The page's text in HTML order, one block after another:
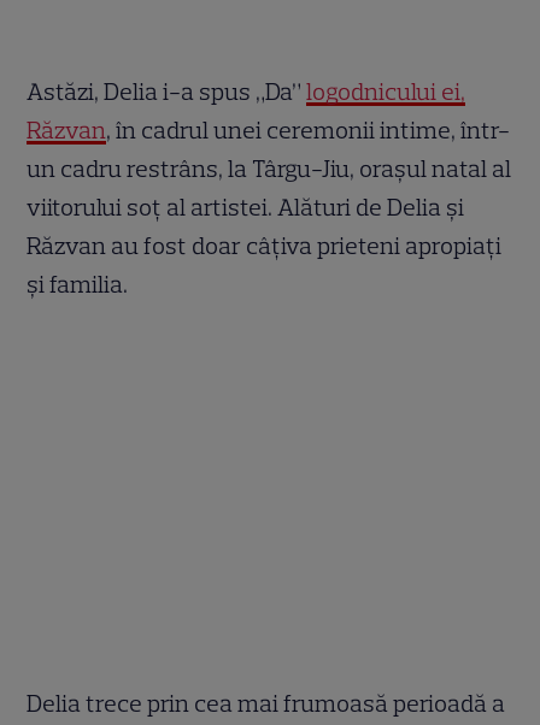
Astăzi, Delia i-a spus „Da”logodnicului ei,
Răzvan, în cadrul unei ceremonii intime, într-
un cadru restrâns, la Târgu-Jiu, orașul natal al
viitorului soț al artistei. Alături de Delia și
Răzvan au fost doar câțiva prieteni apropiați
și familia.
Delia trece prin cea mai frumoasă perioadă a